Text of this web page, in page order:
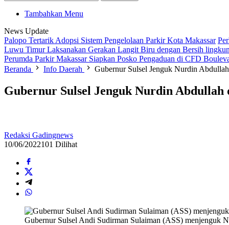
Tambahkan Menu
News Update
Palopo Tertarik Adopsi Sistem Pengelolaan Parkir Kota Makassar
Luwu Timur Laksanakan Gerakan Langit Biru dengan Bersih
Perumda Parkir Makassar Siapkan Posko Pengaduan di CFD
Beranda
Info Daerah Gubernur Sulsel Jenguk Nurdin
Gubernur Sulsel Jenguk Nurdin
Redaksi Gadingnews
10/06/2022101 Dilihat
Gubernur Sulsel Andi Sudirman Sulaiman (ASS) menjenguk